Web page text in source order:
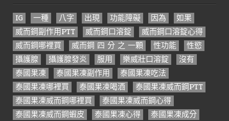
IG 一種 八字 出現 功能障礙 因為
如果
威而鋼副作用PTT
威而鋼口溶錠
威而鋼口溶錠心得
威而鋼哪裡買
威而鋼 四 分 之 一顆 性功能
性慾
攝護腺
攝護腺發炎 服用 樂威壯口溶錠
沒有
泰國果凍
泰國果凍副作用
泰國果凍吃法
泰國果凍哪裡買
泰國果凍喝酒
泰國果凍威而鋼PTT
泰國果凍威而鋼哪裡買
泰國果凍威而鋼心得
泰國果凍威而鋼蝦皮
泰國果凍心得
泰國果凍成分